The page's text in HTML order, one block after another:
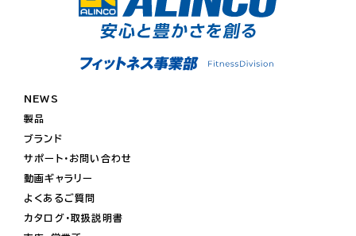
NEWS
製品
ブランド
サポート・お問い合わせ
動画ギャラリー
よくあるご質問
カタログ・取扱説明書